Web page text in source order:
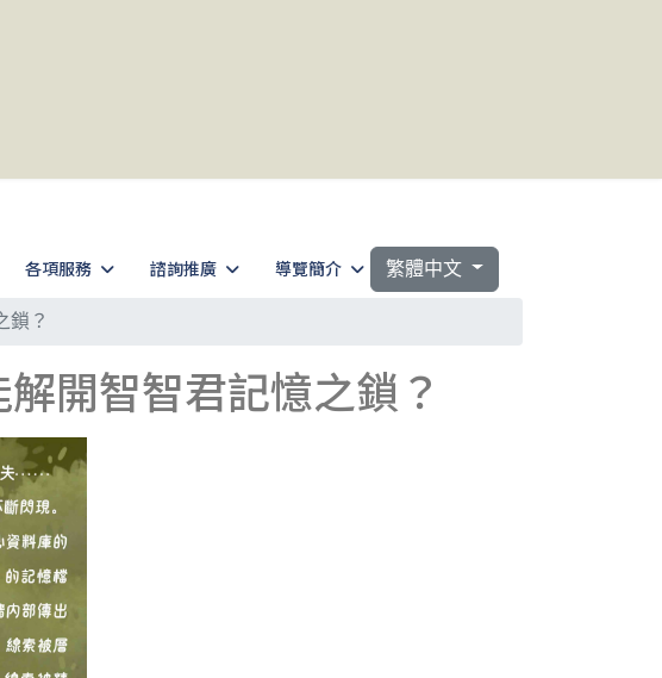
各項服務 諮詢推廣 導覽簡介 選擇你的語言
繁體中文
鎖？
開智智君記憶之鎖？